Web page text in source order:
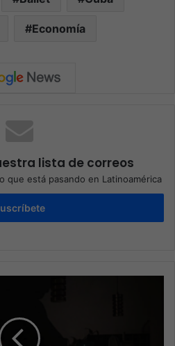
Economía
lista de correos
que está pasando en Latinoamérica